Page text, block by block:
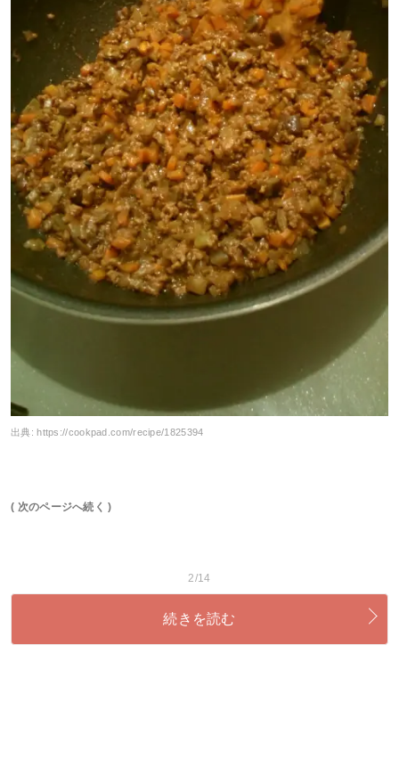
出典:https://cookpad.com/recipe/1825394
( 次のページへ続く )
2/14
続きを読む